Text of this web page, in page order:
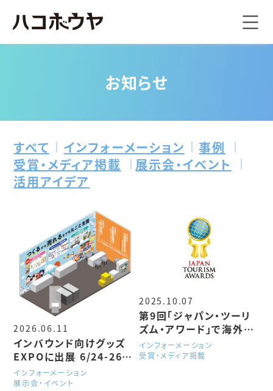
お知らせ
すべて インフォーメーション
事例
受賞・メディア掲載
展示会・イベント
活用アイデア
2026.06.11
インバウンド向けグッズ
EXPOに出展 6/24-26
ハコボウヤの4つの活用
モデル
インフォーメーション
展示会・イベント
2025.10.07
第9回「ジャパン・ツーリ
ズム・アワード」で海外配
送のDXサービス「ハコボ
ウヤ」が入賞
インフォーメーション
受賞・メディア掲載